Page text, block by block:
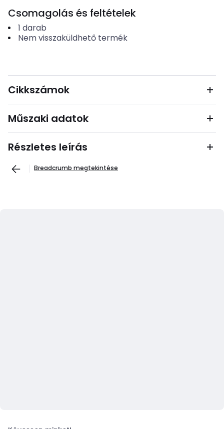
Csomagolás és feltételek
1 darab
Nem visszaküldhető termék
Cikkszámok
Műszaki adatok
Részletes leírás
Breadcrumb megtekintése